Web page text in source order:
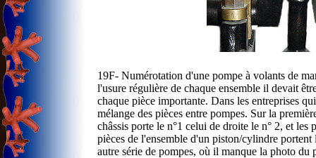
19F- Numérotation d'une pompe à volants de
l'usure régulière de chaque ensemble il devait
chaque pièce importante. Dans les entreprises
mélange des pièces entre pompes. Sur la
châssis porte le n°1 celui de droite le n° 2, et les
pièces de l'ensemble d'un piston/cylindre
autre série de pompes, où il manque la photo du